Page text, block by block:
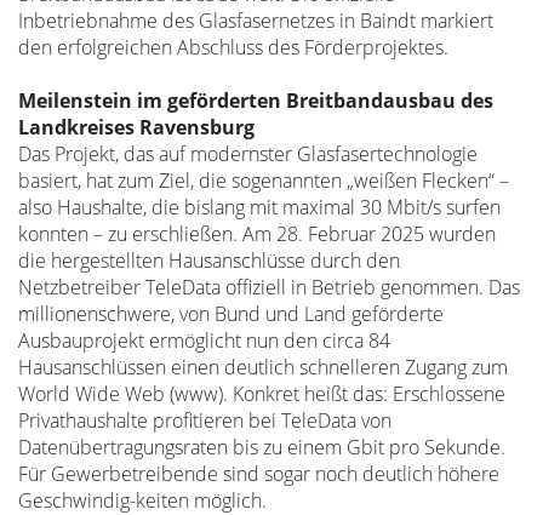
Inbetriebnahme des Glasfasernetzes in Baindt markiert
den erfolgreichen Abschluss des Förderprojektes.
Meilenstein im geförderten Breitbandausbau des
Landkreises Ravensburg
Das Projekt, das auf modernster Glasfasertechnologie
basiert, hat zum Ziel, die sogenannten „weißen Flecken“ –
also Haushalte, die bislang mit maximal 30 Mbit/s surfen
konnten – zu erschließen. Am 28. Februar 2025 wurden
die hergestellten Hausanschlüsse durch den
Netzbetreiber TeleData offiziell in Betrieb genommen. Das
millionenschwere, von Bund und Land geförderte
Ausbauprojekt ermöglicht nun den circa 84
Hausanschlüssen einen deutlich schnelleren Zugang zum
World Wide Web (www). Konkret heißt das: Erschlossene
Privathaushalte profitieren bei TeleData von
Datenübertragungsraten bis zu einem Gbit pro Sekunde.
Für Gewerbetreibende sind sogar noch deutlich höhere
Geschwindig-keiten möglich.